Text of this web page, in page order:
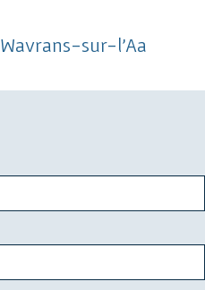
Wavrans-sur-l'Aa